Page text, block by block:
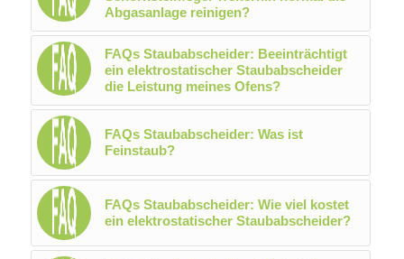
Abgasanlage reinigen?
FAQs Staubabscheider: Beeinträchtigt
ein elektrostatischer Staubabscheider
die Leistung meines Ofens?
FAQs Staubabscheider: Was ist
Feinstaub?
FAQs Staubabscheider: Wie viel kostet
ein elektrostatischer Staubabscheider?